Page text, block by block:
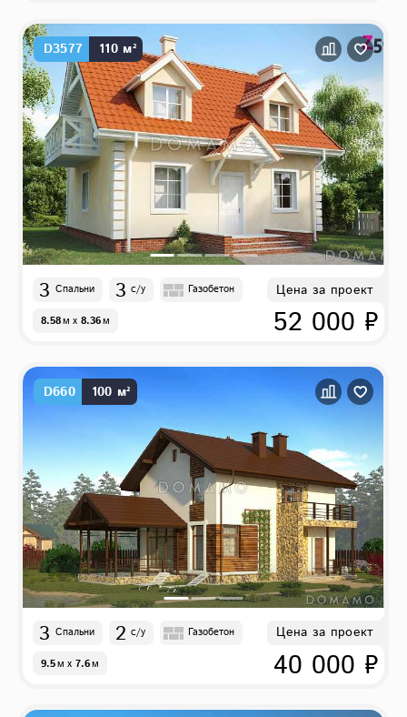
D3577 110 м²
3 Спальни 3 с/у Газобетон
8.58м x 8.36м
Цена за проект
52 000 ₽
D660 100 м²
3 Спальни 2 с/у Газобетон
9.5м x 7.6м
Цена за проект
40 000 ₽